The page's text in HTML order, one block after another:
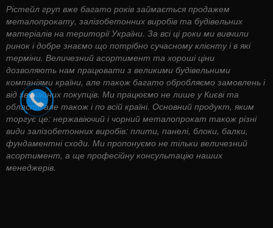
Рістейл груп вже багато років займається продажем
металопрокату, залізобетонних виробів та будівельних
матеріалів на території України. За всі ці роки ми вивчили
ринок і добре знаємо що потрібно сучасному клієнту і в які
терміни. Величезний асортимент та хороші ціни
дозволяють нам працювати з великими будівельними
компаніями країни, але також багато обробляємо замовлень і
від звичайних покупців. Ми працюємо не лише у Києві та
області, але також і по всій країні. Основний продукт, яким
торгує це: нержавіючий і чорний металопрокат також різні
види залізобетонних виробів: плити, панелі, блоки, балки,
фундаментні сходи. Ми пропонуємо не тільки величезний
асортимент, а ще професійну консультацію наших
менеджерів.